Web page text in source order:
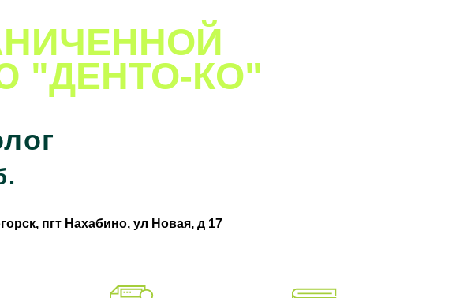
"ДЕНТО-КО"
пгт Нахабино, ул Новая, д 17